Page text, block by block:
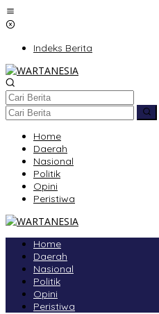
Lewati
ke
Indeks Berita
Home
Daerah
Nasional
Politik
Opini
Peristiwa
Home
Daerah
Nasional
Politik
Opini
Peristiwa